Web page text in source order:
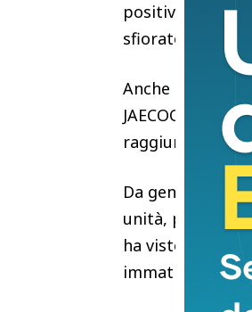
positivo iniziato
sfiorato le
Anche il
JAECOO ha
raggiungendo
Da gennaio a
unità, pari al
ha visto il
immatricolazioni